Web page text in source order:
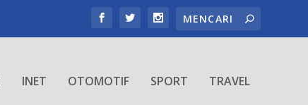
INET OTOMOTIF SPORT TRAVEL